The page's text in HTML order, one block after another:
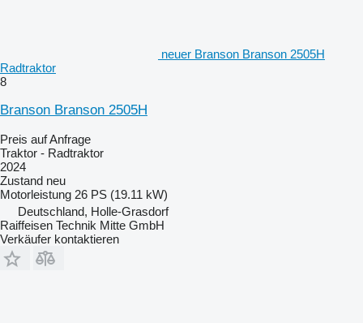
neuer Branson Branson 2505H
Radtraktor
8
Branson Branson 2505H
Preis auf Anfrage
Traktor - Radtraktor
2024
Zustand neu
Motorleistung 26 PS (19.11 kW)
Deutschland, Holle-Grasdorf
Raiffeisen Technik Mitte GmbH
Verkäufer kontaktieren